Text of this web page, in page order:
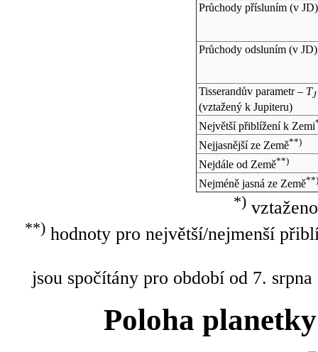
Průchody přísluním (v JD)
Průchody odsluním (v JD)
Tisserandův parametr – TJ
(vztažený k Jupiteru)
Největší přiblížení k Zemi
Nejjasnější ze Země**)
Nejdále od Země**)
Nejméně jasná ze Země**)
*)
**)hodnoty pro největší/nejmenší
jsou spočítány pro období od 7.
Poloha